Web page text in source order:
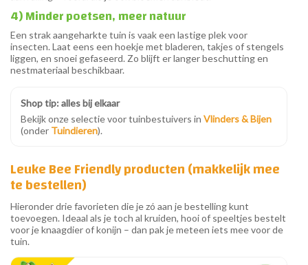
4) Minder poetsen, meer natuur
Een strak aangeharkte tuin is vaak een lastige plek voor
insecten. Laat eens een hoekje met bladeren, takjes of stengels
liggen, en snoei gefaseerd. Zo blijft er langer beschutting en
nestmateriaal beschikbaar.
Shop tip: alles bij elkaar
Bekijk onze selectie voor tuinbestuivers in Vlinders & Bijen
(onder Tuindieren).
Leuke Bee Friendly producten (makkelijk mee
te bestellen)
Hieronder drie favorieten die je zó aan je bestelling kunt
toevoegen. Ideaal als je toch al kruiden, hooi of speeltjes bestelt
voor je knaagdier of konijn – dan pak je meteen iets mee voor de
tuin.